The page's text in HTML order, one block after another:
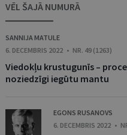
VĒL ŠAJĀ NUMURĀ
SANNIJA MATULE
6. DECEMBRIS 2022 • NR. 49 (1263)
Viedokļu krustugunīs –
noziedzīgi iegūtu mantu
EGONS RUSANOVS
6. DECEMBRIS 2022 •